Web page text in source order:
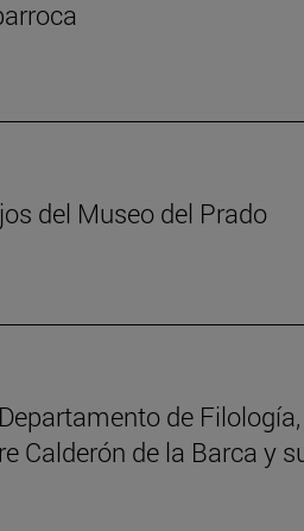
del Museo del Prado
de
Calderón de la Barca y